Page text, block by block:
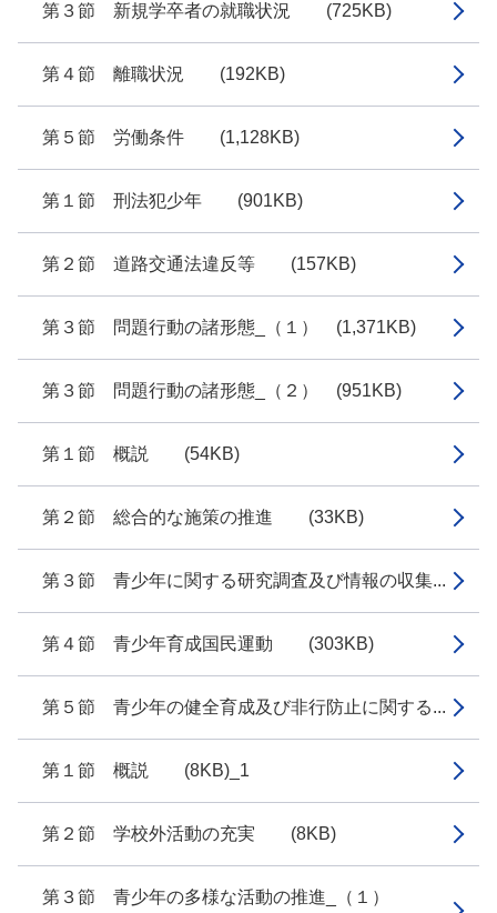
第３節 新規学卒者の就職状況 (725KB)
第４節 離職状況 (192KB)
第５節 労働条件 (1,128KB)
第１節 刑法犯少年 (901KB)
第２節 道路交通法違反等 (157KB)
第３節 問題行動の諸形態_（１） (1,371KB)
第３節 問題行動の諸形態_（２） (951KB)
第１節 概説 (54KB)
第２節 総合的な施策の推進 (33KB)
第３節 青少年に関する研究調査及び情報の収集...
第４節 青少年育成国民運動 (303KB)
第５節 青少年の健全育成及び非行防止に関する...
第１節 概説 (8KB)_1
第２節 学校外活動の充実 (8KB)
第３節 青少年の多様な活動の推進_（１）